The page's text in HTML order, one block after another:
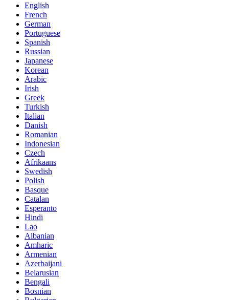
English
French
German
Portuguese
Spanish
Russian
Japanese
Korean
Arabic
Irish
Greek
Turkish
Italian
Danish
Romanian
Indonesian
Czech
Afrikaans
Swedish
Polish
Basque
Catalan
Esperanto
Hindi
Lao
Albanian
Amharic
Armenian
Azerbaijani
Belarusian
Bengali
Bosnian